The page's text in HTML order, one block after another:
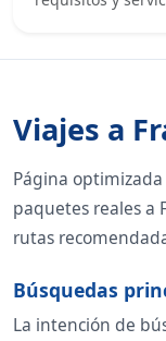
Viajes a
Página
paquetes reales a
rutas
Búsquedas
La intención de